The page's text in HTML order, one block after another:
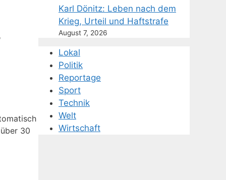
30
Karl Dönitz: Leben nach dem
Krieg, Urteil und Haftstrafe
August 7, 2026
Lokal
Politik
Reportage
Sport
Technik
Welt
Wirtschaft